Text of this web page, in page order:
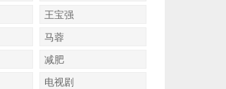
王宝强
马蓉
减肥
电视剧